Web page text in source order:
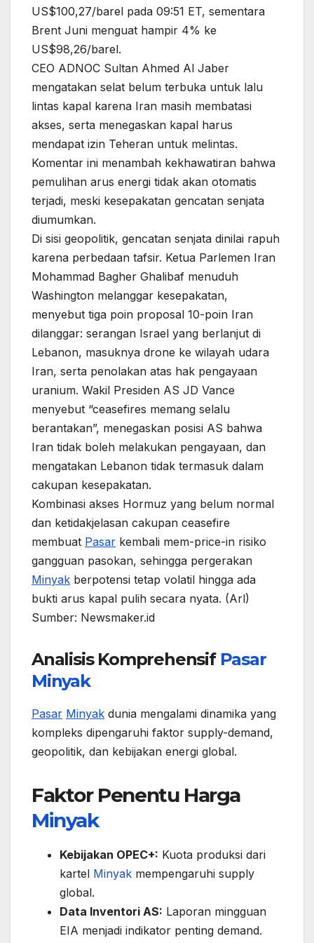
US$100,27/barel pada 09:51 ET, sementara
Brent Juni menguat hampir 4% ke
US$98,26/barel.
CEO ADNOC Sultan Ahmed Al Jaber
mengatakan selat belum terbuka untuk lalu
lintas kapal karena Iran masih membatasi
akses, serta menegaskan kapal harus
mendapat izin Teheran untuk melintas.
Komentar ini menambah kekhawatiran bahwa
pemulihan arus energi tidak akan otomatis
terjadi, meski kesepakatan gencatan senjata
diumumkan.
Di sisi geopolitik, gencatan senjata dinilai rapuh
karena perbedaan tafsir. Ketua Parlemen Iran
Mohammad Bagher Ghalibaf menuduh
Washington melanggar kesepakatan,
menyebut tiga poin proposal 10-poin Iran
dilanggar: serangan Israel yang berlanjut di
Lebanon, masuknya drone ke wilayah udara
Iran, serta penolakan atas hak pengayaan
uranium. Wakil Presiden AS JD Vance
menyebut “ceasefires memang selalu
berantakan”, menegaskan posisi AS bahwa
Iran tidak boleh melakukan pengayaan, dan
mengatakan Lebanon tidak termasuk dalam
cakupan kesepakatan.
Kombinasi akses Hormuz yang belum normal
dan ketidakjelasan cakupan ceasefire
membuat Pasar kembali mem-price-in risiko
gangguan pasokan, sehingga pergerakan
Minyak berpotensi tetap volatil hingga ada
bukti arus kapal pulih secara nyata. (Arl)
Sumber: Newsmaker.id
Analisis Komprehensif Pasar
Minyak
Pasar Minyak dunia mengalami dinamika yang
kompleks dipengaruhi faktor supply-demand,
geopolitik, dan kebijakan energi global.
Faktor Penentu Harga
Minyak
Kebijakan OPEC+: Kuota produksi dari
kartel Minyak mempengaruhi supply
global.
Data Inventori AS: Laporan mingguan
EIA menjadi indikator penting demand.